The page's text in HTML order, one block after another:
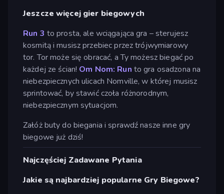
Jeszcze więcej gier biegowych
Run 3 to prosta, ale wciągająca gra – sterujesz
kosmitą i musisz przebiec przez trójwymiarowy
tor. Tor może się obracać, a Ty możesz biegać po
każdej ze ścian! Om Nom: Run to gra osadzona na
niebezpiecznych ulicach Nomville, w której musisz
sprintować, by stawić czoła różnorodnym,
niebezpiecznym sytuacjom.
Załóż buty do biegania i sprawdź nasze inne gry
biegowe już dziś!
Najczęściej Zadawane Pytania
Jakie są najbardziej popularne Gry Biegowe?